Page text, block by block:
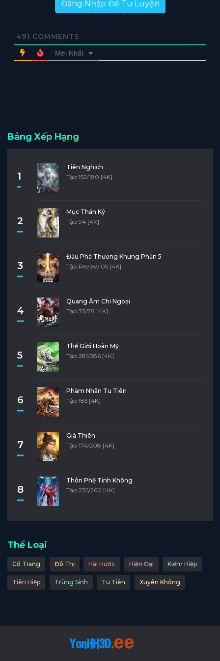
Đăng Nhập Để Tu Luyện
491 COMMENTS
Mới Nhất
Bảng Xếp Hạng
1
Tiên Nghịch
Tập 152/180 [4K]
2
Mục Thần Ký
Tập 94 [4K]
3
Đấu Phá Thương Khung Phần 5
Tập Review 05 [4K]
4
Quang Âm Chi Ngoại
Tập 33/78 [4K]
5
Thế Giới Hoàn Mỹ
Tập 281/286 [4K]
6
Phàm Nhân Tu Tiên
Tập 185 [4K]
7
Già Thiên
Tập 174/208 [4K]
8
Thôn Phệ Tinh Không
Tập 235/260 [4K]
Thể Loại
Cổ Trang Đô Thị Hài Hước Hiện Đại Kiếm Hiệp
Tiên Hiệp Trùng Sinh Tu Tiên Xuyên Không